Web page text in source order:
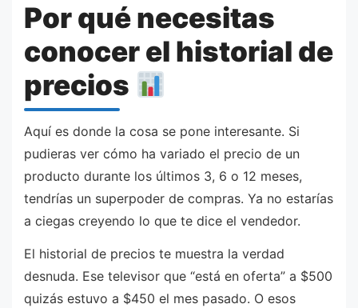
Por qué necesitas
conocer el historial de
precios
Aquí es donde la cosa se pone interesante. Si
pudieras ver cómo ha variado el precio de un
producto durante los últimos 3, 6 o 12 meses,
tendrías un superpoder de compras. Ya no estarías
a ciegas creyendo lo que te dice el vendedor.
El historial de precios te muestra la verdad
desnuda. Ese televisor que “está en oferta” a $500
quizás estuvo a $450 el mes pasado. O esos